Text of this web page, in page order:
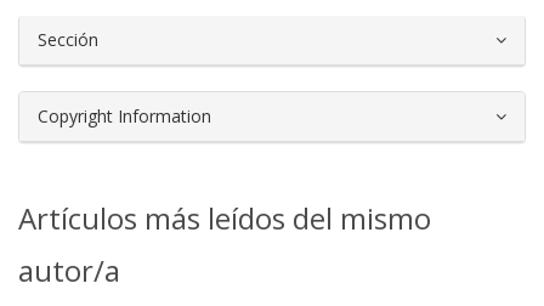
Sección
Copyright Information
Artículos más leídos del mismo
autor/a